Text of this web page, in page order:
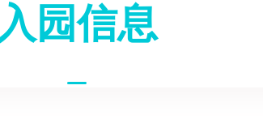
入园信息